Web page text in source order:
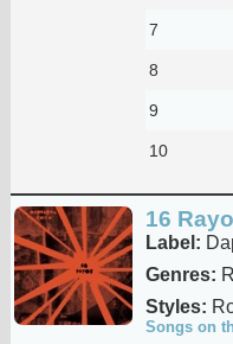
7
8
9
10
16
Label:
Genres:
Styles:
Songs on